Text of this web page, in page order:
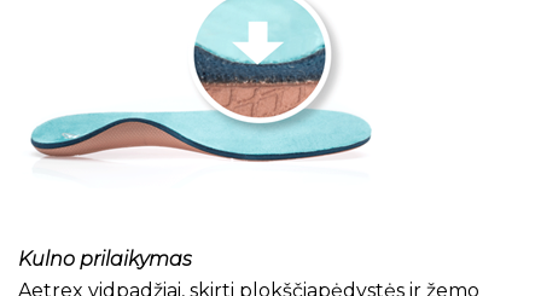
Kulno prilaikymas
Aetrex vidpadžiai, skirti plokščiapėdystės ir žemo